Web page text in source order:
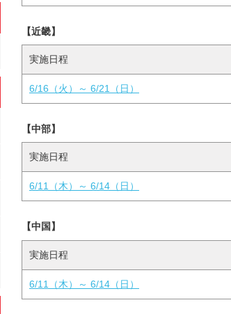
【近畿】
実施日程
6/16（火）～ 6/21（日）
【中部】
実施日程
6/11（木）～ 6/14（日）
【中国】
実施日程
6/11（木）～ 6/14（日）